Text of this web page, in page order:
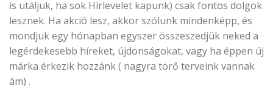
is utáljuk, ha sok Hírlevelet kapunk) csak fontos dolgok
lesznek. Ha akció lesz, akkor szólunk mindenképp, és
mondjuk egy hónapban egyszer összeszedjük neked a
legérdekesebb híreket, újdonságokat, vagy ha éppen új
márka érkezik hozzánk ( nagyra törő terveink vannak
ám) .